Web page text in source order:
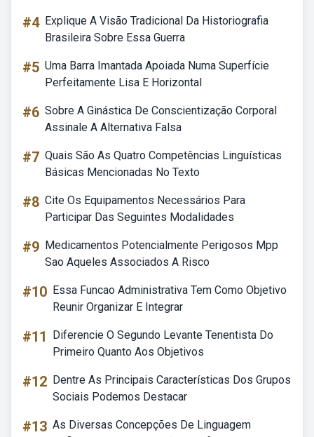
#4 Explique A Visão Tradicional Da Historiografia
Brasileira Sobre Essa Guerra
#5 Uma Barra Imantada Apoiada Numa Superfície
Perfeitamente Lisa E Horizontal
#6 Sobre A Ginástica De Conscientização Corporal
Assinale A Alternativa Falsa
#7 Quais São As Quatro Competências Linguísticas
Básicas Mencionadas No Texto
#8 Cite Os Equipamentos Necessários Para
Participar Das Seguintes Modalidades
#9 Medicamentos Potencialmente Perigosos Mpp
Sao Aqueles Associados A Risco
#10 Essa Funcao Administrativa Tem Como Objetivo
Reunir Organizar E Integrar
#11
Diferencie O Segundo Levante Tenentista Do
Primeiro Quanto Aos Objetivos
#12 Dentre As Principais Características Dos Grupos
Sociais Podemos Destacar
#13 As Diversas Concepções De Linguagem